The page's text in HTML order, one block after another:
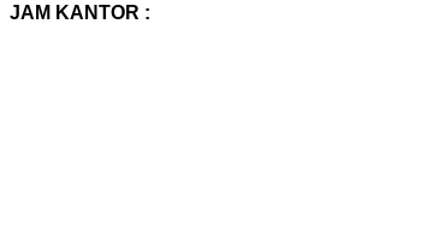
JAM KANTOR :